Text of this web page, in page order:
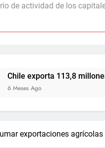
de actividad de los
113,8 millones de
exportaciones agrícolas